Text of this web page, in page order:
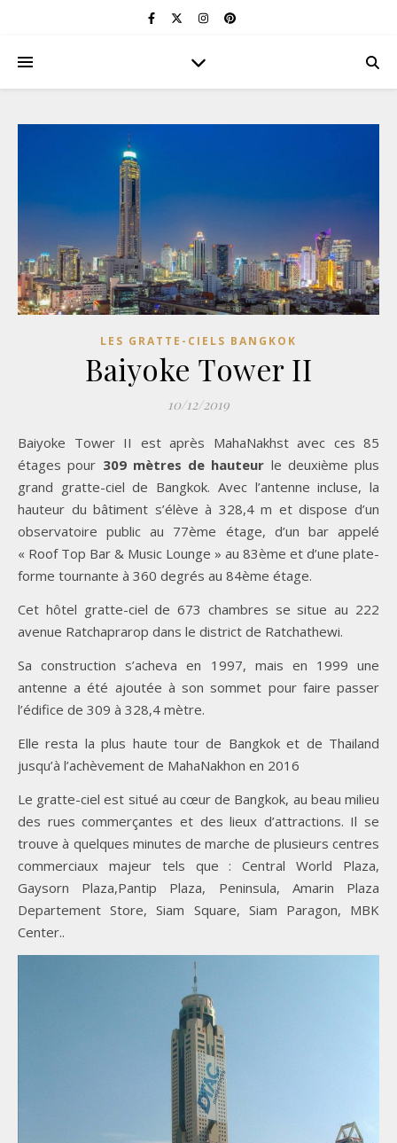
LES GRATTE-CIELS BANGKOK
Baiyoke Tower II
10/12/2019
Baiyoke Tower II est après MahaNakhst avec ces 85
étages pour 309 mètres de hauteur le deuxième plus
grand gratte-ciel de Bangkok. Avec l’antenne incluse, la
hauteur du bâtiment s’élève à 328,4 m et dispose d’un
observatoire public au 77ème étage, d’un bar appelé
« Roof Top Bar & Music Lounge » au 83ème et d’une plate-
forme tournante à 360 degrés au 84ème étage.
Cet hôtel gratte-ciel de 673 chambres se situe au 222
avenue Ratchaprarop dans le district de Ratchathewi.
Sa construction s’acheva en 1997, mais en 1999 une
antenne a été ajoutée à son sommet pour faire passer
l’édifice de 309 à 328,4 mètre.
Elle resta la plus haute tour de Bangkok et de Thailand
jusqu’à l’achèvement de MahaNakhon en 2016
Le gratte-ciel est situé au cœur de Bangkok, au beau milieu
des rues commerçantes et des lieux d’attractions. Il se
trouve à quelques minutes de marche de plusieurs centres
commerciaux majeur tels que : Central World Plaza,
Gaysorn Plaza,Pantip Plaza, Peninsula, Amarin Plaza
Departement Store, Siam Square, Siam Paragon, MBK
Center..